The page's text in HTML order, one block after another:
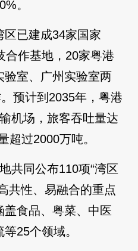
。
已建成34家国家
合作基地，20家粤港
验室、广州实验室两
预计到2035年，粤港
机场，旅客吞吐量达
超过2000万吨。
共同公布110项“湾区
共性、易融合的重点
盖食品、粤菜、中医
25个领域。